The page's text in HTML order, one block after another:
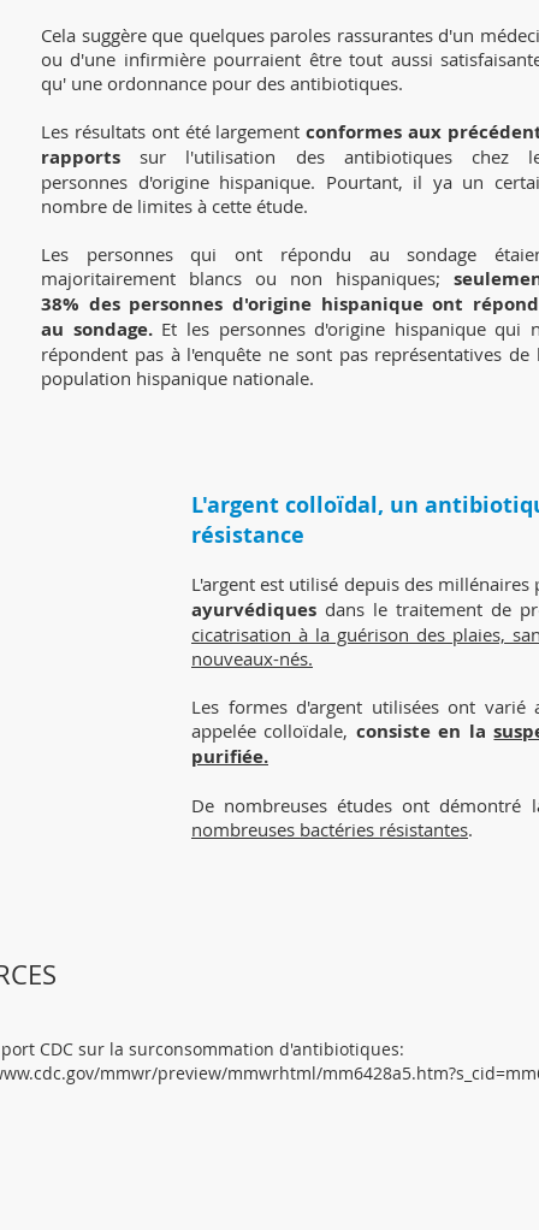
Cela suggère que quelques paroles rassurantes d'un
ou d'une infirmière pourraient être tout aussi
qu' une ordonnance pour des antibiotiques.
Les résultats ont été largementconformes aux
rapports sur l'utilisation des antibiotiques chez
personnes d'origine hispanique. Pourtant, il ya un
nombre de limites à cette étude.
Les personnes qui ont répondu au sondage
majoritairement blancs ou non hispaniques;
38% des personnes d'origine hispanique ont
au sondage. Et les personnes d'origine hispanique qui
répondent pas à l'enquête ne sont pas représentatives de
population hispanique nationale.
L'argent colloïdal, un
résistance
L'argent est utilisé depuis des
ayurvédiques dans le traitement de
cicatrisation à la guérison des plaies,
nouveaux-nés.
Les formes d'argent utilisées ont
appelée colloïdale, consiste en la
purifiée.
De nombreuses études ont démontré
nombreuses bactéries résistantes.
CDC sur la surconsommation d'antibiotiques:
mmwr/preview/mmwrhtml/